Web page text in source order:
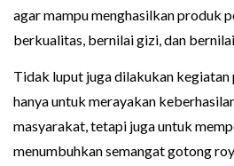
agar mampu menghasilkan produk
berkualitas, bernilai gizi, dan
Tidak luput juga dilakukan kegiatan
hanya untuk merayakan
masyarakat, tetapi juga untuk
menumbuhkan semangat gotong